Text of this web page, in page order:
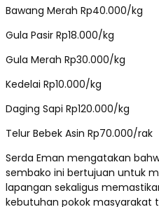
Bawang Merah Rp40.000/kg
Gula Pasir Rp18.000/kg
Gula Merah Rp30.000/kg
Kedelai Rp10.000/kg
Daging Sapi Rp120.000/kg
Telur Bebek Asin Rp70.000/rak
Serda Eman mengatakan
sembako ini bertujuan untuk
lapangan sekaligus
kebutuhan pokok masyarakat